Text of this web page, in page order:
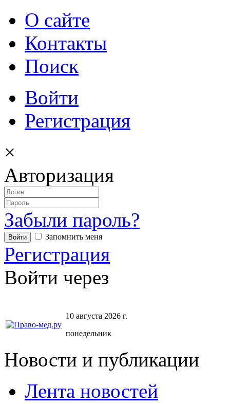
О сайте
Контакты
Поиск
Войти
Регистрация
×
Авторизация
Забыли пароль?
Запомнить меня
Регистрация
Войти через
10 августа 2026 г.
понедельник
Новости и публикации
Лента новостей